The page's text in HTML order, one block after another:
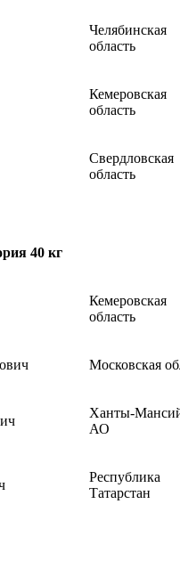
Челябинская
область
Кемеровская
область
Свердловская
область
40 кг
Кемеровская
область
Московская
Ханты-
АО
Республика
Татарстан